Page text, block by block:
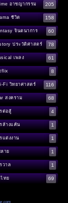
อาชญากรรม 205
ชีวิต 158
จินตนาการ 60
ประวัติศาสตร์ 78
เพลง 61
8
Fi วิทยาศาสตร์ 116
สงคราม 68
ต่อสู้ 4
ล้างแค้น 1
แต่งงาน 1
าย 1
วาล 1
ทย 69